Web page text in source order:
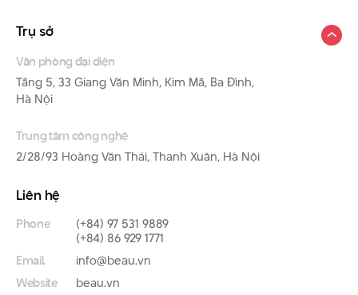
Trụ sở
Văn phòng đại diện
Tầng 5, 33 Giang Văn Minh, Kim Mã, Ba Đình,
Hà Nội
Trung tâm công nghệ
2/28/93 Hoàng Văn Thái, Thanh Xuân, Hà Nội
Liên hệ
Phone
(+84) 97 531 9889
(+84) 86 929 1771
Email
info@beau.vn
Website
beau.vn